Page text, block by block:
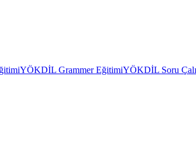
YÖKDİL Grammer EğitimiYÖKDİL Soru